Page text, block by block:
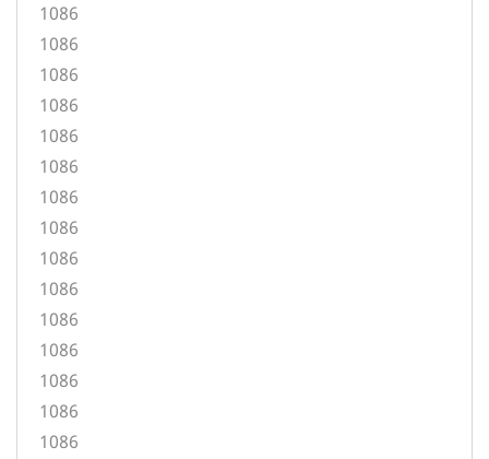
1086
1086
1086
1086
1086
1086
1086
1086
1086
1086
1086
1086
1086
1086
1086